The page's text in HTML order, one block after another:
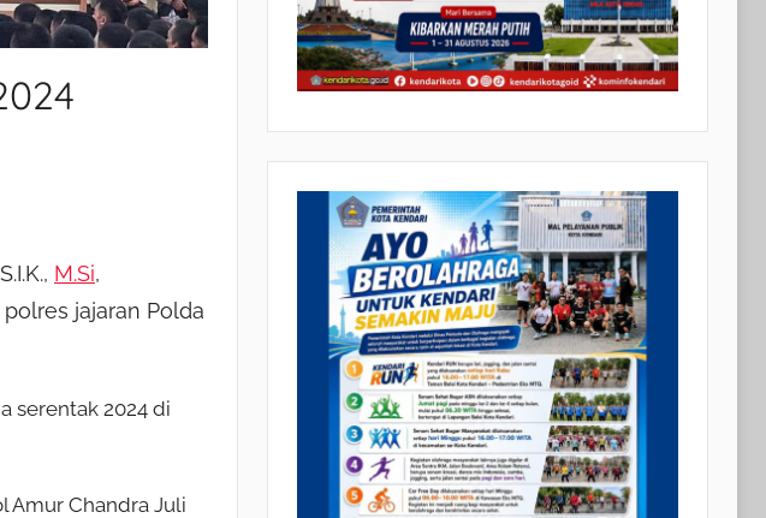
M.Si,
jajaran Polda
serentak 2024 di
Amur Chandra Juli